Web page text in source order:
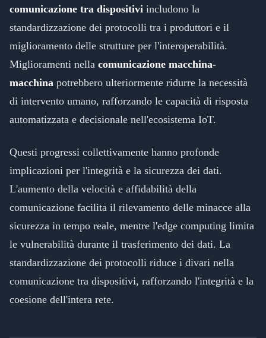
comunicazione tra dispositivi includono la
standardizzazione dei protocolli tra i produttori e il
miglioramento delle strutture per l'interoperabilità.
Miglioramenti nella comunicazione macchina-
macchina potrebbero ulteriormente ridurre la necessità
di intervento umano, rafforzando le capacità di risposta
automatizzata e decisionale nell'ecosistema IoT.
Questi progressi collettivamente hanno profonde
implicazioni per l'integrità e la sicurezza dei dati.
L'aumento della velocità e affidabilità della
comunicazione facilita il rilevamento delle minacce alla
sicurezza in tempo reale, mentre l'edge computing limita
le vulnerabilità durante il trasferimento dei dati. La
standardizzazione dei protocolli riduce i divari nella
comunicazione tra dispositivi, rafforzando l'integrità e la
coesione dell'intera rete.